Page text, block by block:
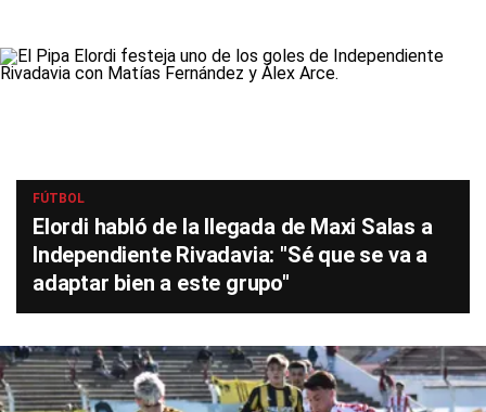
FÚTBOL
Elordi habló de la llegada de Maxi Salas a
Independiente Rivadavia: "Sé que se va a
adaptar bien a este grupo"